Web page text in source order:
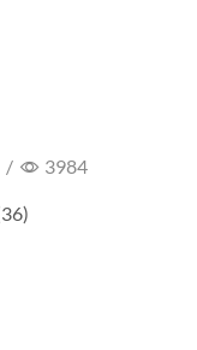
/ 3984